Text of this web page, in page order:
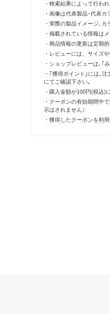
・検索結果によって行わ
・画像は代表製品･代表カ
・実際の製品イメージ､カ
・掲載されている情報は
・商品情報の更新は定期
・レビューには、サイズ
・ショップレビューは､｢
・｢獲得ポイント｣には､
にてご確認下さい｡
・購入金額が100円(税込)
・クーポンの有効期間中
示はされません）
・獲得したクーポンを利